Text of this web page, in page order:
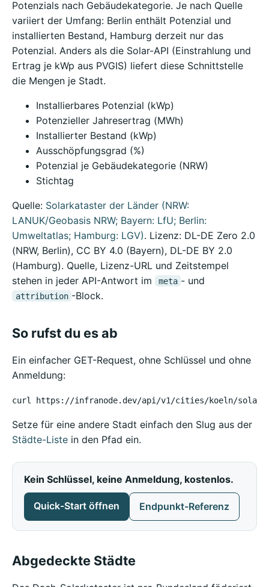
Potenzials nach Gebäudekategorie. Je nach Quelle
variiert der Umfang: Berlin enthält Potenzial und
installierten Bestand, Hamburg derzeit nur das
Potenzial. Anders als die Solar-API (Einstrahlung und
Ertrag je kWp aus PVGIS) liefert diese Schnittstelle
die Mengen je Stadt.
Installierbares Potenzial (kWp)
Potenzieller Jahresertrag (MWh)
Installierter Bestand (kWp)
Ausschöpfungsgrad (%)
Potenzial je Gebäudekategorie (NRW)
Stichtag
Quelle: Solarkataster der Länder (NRW:
LANUK/Geobasis NRW; Bayern: LfU; Berlin:
Umweltatlas; Hamburg: LGV). Lizenz: DL-DE Zero 2.0
(NRW, Berlin), CC BY 4.0 (Bayern), DL-DE BY 2.0
(Hamburg). Quelle, Lizenz-URL und Zeitstempel
stehen in jeder API-Antwort im
meta - und
attribution -Block.
So rufst du es ab
Ein einfacher GET-Request, ohne Schlüssel und ohne
Anmeldung:
curl https://infranode.dev/api/v1/cities/koeln/solar-
Setze für eine andere Stadt einfach den Slug aus der
Städte-Liste in den Pfad ein.
Kein Schlüssel, keine Anmeldung, kostenlos.
Quick-Start öffnen Endpunkt-Referenz
Abgedeckte Städte